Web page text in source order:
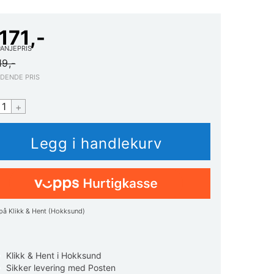
PRIS
+
på Klikk & Hent (Hokksund)
Klikk & Hent i Hokksund
Sikker levering med Posten